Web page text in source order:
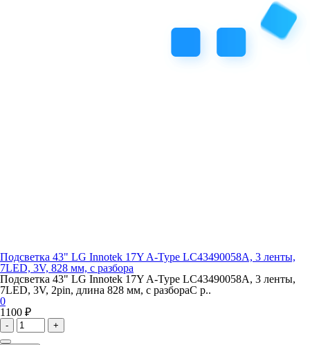
Подсветка 43" LG Innotek 17Y A-Type LC43490058A, 3 ленты,
7LED, 3V, 828 мм, с разбора
Подсветка 43" LG Innotek 17Y A-Type LC43490058A, 3 ленты,
7LED, 3V, 2pin, длина 828 мм, с разбораС р..
0
1100 ₽
- +